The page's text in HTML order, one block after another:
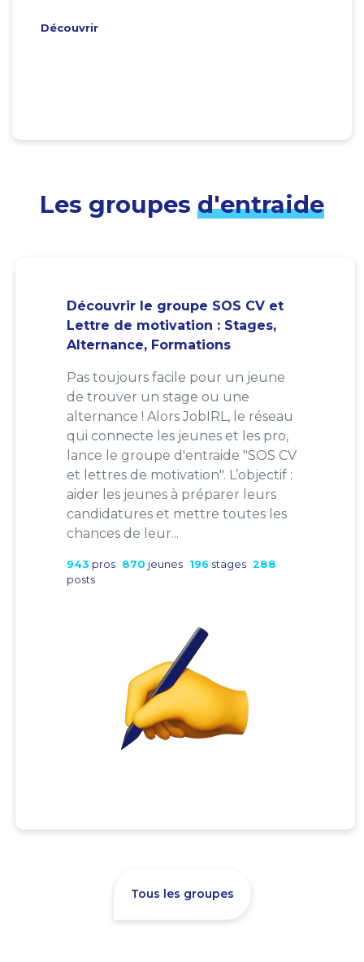
Découvrir
Les groupes d'entraide
Découvrir le groupe SOS CV et
Lettre de motivation : Stages,
Alternance, Formations
Pas toujours facile pour un jeune
de trouver un stage ou une
alternance ! Alors JobIRL, le réseau
qui connecte les jeunes et les pro,
lance le groupe d'entraide "SOS CV
et lettres de motivation". L’objectif :
aider les jeunes à préparer leurs
candidatures et mettre toutes les
chances de leur...
943 pros 870 jeunes 196 stages 288
posts
Tous les groupes